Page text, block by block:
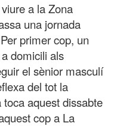
a la Zona
una jornada
primer cop, un
domicili als
el sènior masculí
del tot la
aquest dissabte
cop a La